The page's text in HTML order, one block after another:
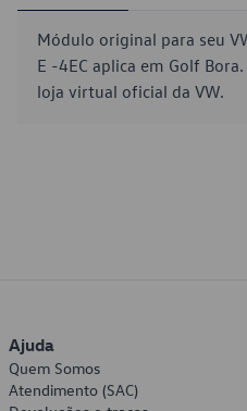
Módulo original para seu
E -4EC aplica em Golf
loja virtual oficial da VW.
Ajuda
Quem Somos
Atendimento (SAC)